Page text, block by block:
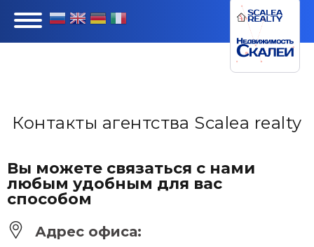
Контакты агентства Scalea realty
Вы можете связаться с нами
любым удобным для вас
способом
Адрес офиса: